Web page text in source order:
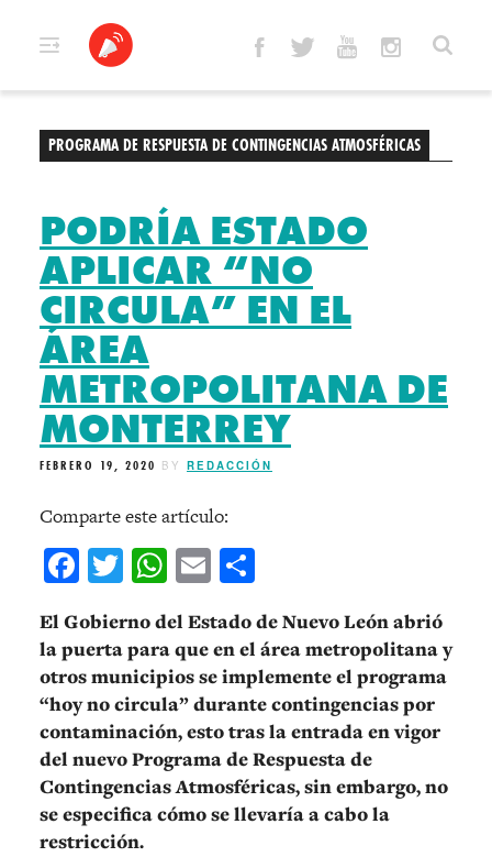
PROGRAMA DE RESPUESTA DE CONTINGENCIAS ATMOSFÉRICAS
PODRÍA ESTADO
APLICAR “NO
CIRCULA” EN EL
ÁREA
METROPOLITANA DE
MONTERREY
FEBRERO 19, 2020 BY REDACCIÓN
Comparte este artículo:
Facebook
Twitter
WhatsApp
Email
El Gobierno del Estado de Nuevo León abrió
la puerta para que en el área metropolitana y
otros municipios se implemente el programa
“hoy no circula” durante contingencias por
contaminación, esto tras la entrada en vigor
del nuevo Programa de Respuesta de
Contingencias Atmosféricas, sin embargo, no
se especifica cómo se llevaría a cabo la
restricción.